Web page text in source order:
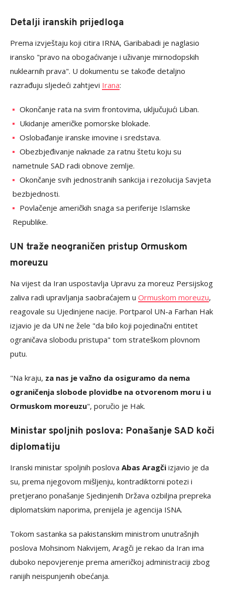
Detalji iranskih prijedloga
Prema izvještaju koji citira IRNA, Garibabadi je naglasio
iransko "pravo na obogaćivanje i uživanje mirnodopskih
nuklearnih prava". U dokumentu se takođe detaljno
razrađuju sljedeći zahtjevi Irana:
Okončanje rata na svim frontovima, uključujući Liban.
Ukidanje američke pomorske blokade.
Oslobađanje iranske imovine i sredstava.
Obezbjeđivanje naknade za ratnu štetu koju su
nametnule SAD radi obnove zemlje.
Okončanje svih jednostranih sankcija i rezolucija Savjeta
bezbjednosti.
Povlačenje američkih snaga sa periferije Islamske
Republike.
UN traže neograničen pristup Ormuskom
moreuzu
Na vijest da Iran uspostavlja Upravu za moreuz Persijskog
zaliva radi upravljanja saobraćajem u Ormuskom moreuzu,
reagovale su Ujedinjene nacije. Portparol UN-a Farhan Hak
izjavio je da UN ne žele "da bilo koji pojedinačni entitet
ograničava slobodu pristupa" tom strateškom plovnom
putu.
"Na kraju, za nas je važno da osiguramo da nema
ograničenja slobode plovidbe na otvorenom moru i u
Ormuskom moreuzu", poručio je Hak.
Ministar spoljnih poslova: Ponašanje SAD koči
diplomatiju
Iranski ministar spoljnih poslova Abas Aragči izjavio je da
su, prema njegovom mišljenju, kontradiktorni potezi i
pretjerano ponašanje Sjedinjenih Država ozbiljna prepreka
diplomatskim naporima, prenijela je agencija ISNA.
Tokom sastanka sa pakistanskim ministrom unutrašnjih
poslova Mohsinom Nakvijem, Aragči je rekao da Iran ima
duboko nepovjerenje prema američkoj administraciji zbog
ranijih neispunjenih obećanja.